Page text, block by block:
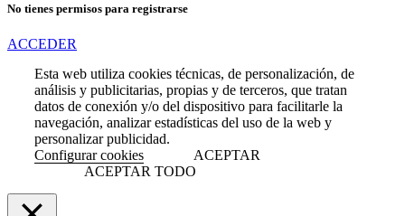
No tienes permisos para registrarse
ACCEDER
Esta web utiliza cookies técnicas, de personalización, de
análisis y publicitarias, propias y de terceros, que tratan
datos de conexión y/o del dispositivo para facilitarle la
navegación, analizar estadísticas del uso de la web y
personalizar publicidad.
Configurar cookies
ACEPTAR
ACEPTAR TODO